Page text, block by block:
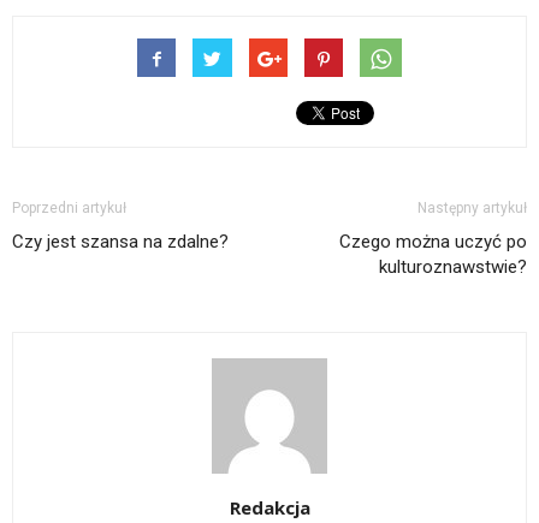
Poprzedni artykuł
Czy jest szansa na zdalne?
Następny artykuł
Czego można uczyć po
kulturoznawstwie?
Redakcja